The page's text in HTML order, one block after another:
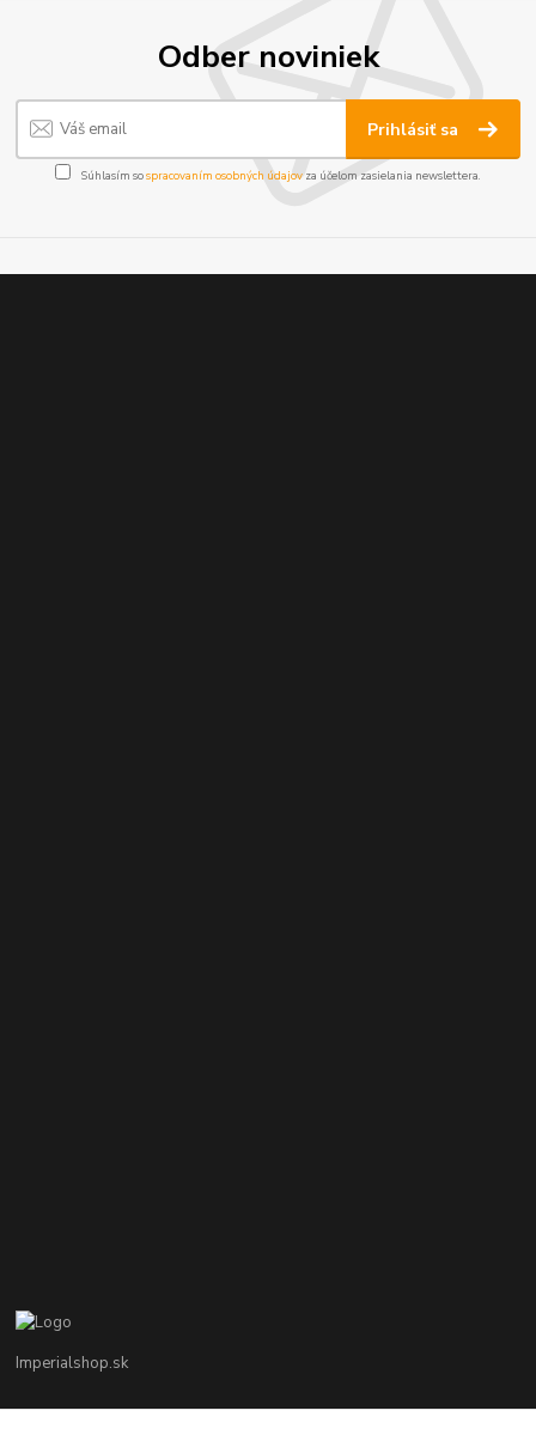
Odber noviniek
Prihlásiť sa
Súhlasím sospracovaním osobných údajov za účelom zasielania newslettera.
Imperialshop.sk